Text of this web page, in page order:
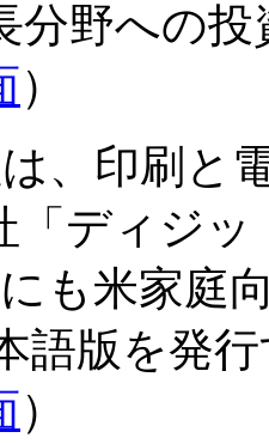
分野への
）
、印刷と
「ディジ
も米家庭
語版を発
）